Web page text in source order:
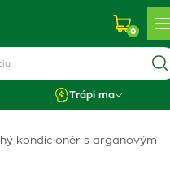
0
Trápi ma
kondicionér s arganovým